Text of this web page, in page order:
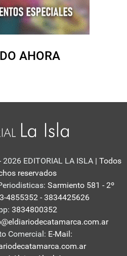
AHORA
EDITORIAL LA ISLA | Todos
reservados
Sarmiento 581 - 2º
4855352 - 3834425626
3834800352
Comercial: E-Mail: